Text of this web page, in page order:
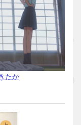
たか